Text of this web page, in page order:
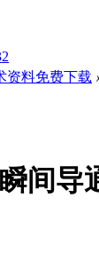
资料免费下载 ›
间导